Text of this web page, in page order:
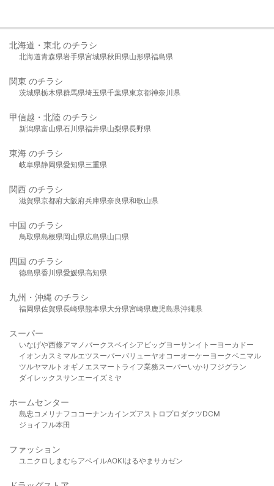
北海道・東北 のチラシ
北海道青森県岩手県宮城県秋田県山形県福島県
関東 のチラシ
茨城県栃木県群馬県埼玉県千葉県東京都神奈川県
甲信越・北陸 のチラシ
新潟県富山県石川県福井県山梨県長野県
東海 のチラシ
岐阜県静岡県愛知県三重県
関西 のチラシ
滋賀県京都府大阪府兵庫県奈良県和歌山県
中国 のチラシ
鳥取県島根県岡山県広島県山口県
四国 のチラシ
徳島県香川県愛媛県高知県
九州・沖縄 のチラシ
福岡県佐賀県長崎県熊本県大分県宮崎県鹿児島県沖縄県
スーパー
いなげや西條アマノパークスベイシア ビッグヨーサンイトーヨーカドー
イオンカスミ マルエツスーパーバリューヤオコーオーケー ヨークベニマル
ツルヤマルト オギノ エスマート ライフ業務スーパーいかり フジグラン
ダイレックスサンエーイズミヤ
ホームセンター
島忠 コメリ ナフコ コーナンカインズアストロプロダクツDCM
ジョイフル本田
ファッション
ユニクロ しまむら アベイルAOKIはるやま サカゼン